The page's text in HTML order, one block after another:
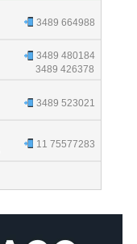
3489 664988
3489 480184
3489 426378
3489 523021
11 75577283